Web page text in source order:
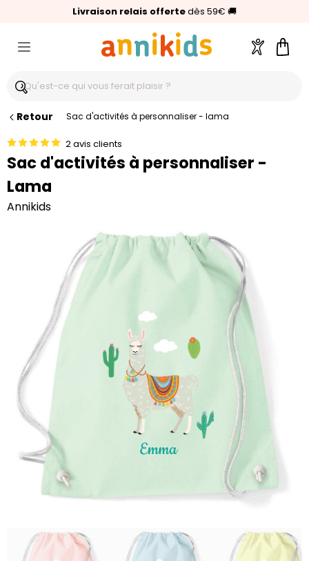
Livraison relais offertedès 59€ 🚚
🥇Palmarès Capital 2025 :Annikids N°1
⭐⭐⭐⭐⭐4,6/5(24 000 avis clients)
Compte
Retour Sac d'activités à personnaliser - lama
2 avis clients
Sac d'activités à personnaliser -
Lama
Annikids